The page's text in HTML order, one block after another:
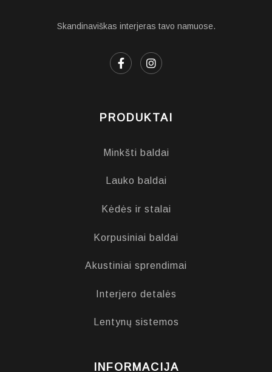
Skandinaviškas interjeras tavo namuose.
PRODUKTAI
Minkšti baldai
Lauko baldai
Kėdės ir stalai
Korpusiniai baldai
Akustiniai sprendimai
Interjero detalės
Lentynų sistemos
INFORMACIJA